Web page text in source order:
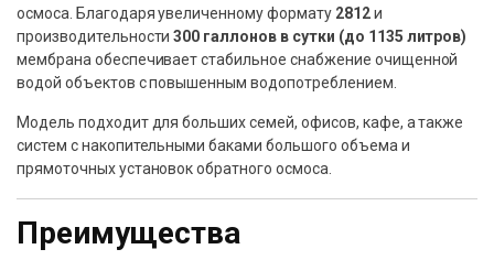
осмоса. Благодаря увеличенному формату 2812и
производительности300 галлонов в сутки (до 1135 литров)
мембрана обеспечивает стабильное снабжение очищенной
водой объектов с повышенным водопотреблением.
Модель подходит для больших семей, офисов, кафе, а также
систем с накопительными баками большого объема и
прямоточных установок обратного осмоса.
Преимущества